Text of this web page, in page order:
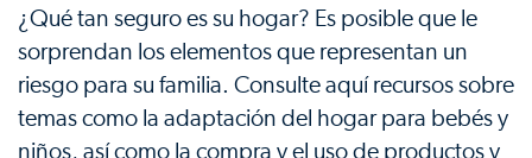
¿Qué tan seguro es su hogar? Es posible que le
sorprendan los elementos que representan un
riesgo para su familia. Consulte aquí recursos sobre
temas como la adaptación del hogar para bebés y
niños, así como la compra y el uso de productos y